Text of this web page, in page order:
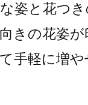
姿と花つ
きの花姿が
手軽に増や